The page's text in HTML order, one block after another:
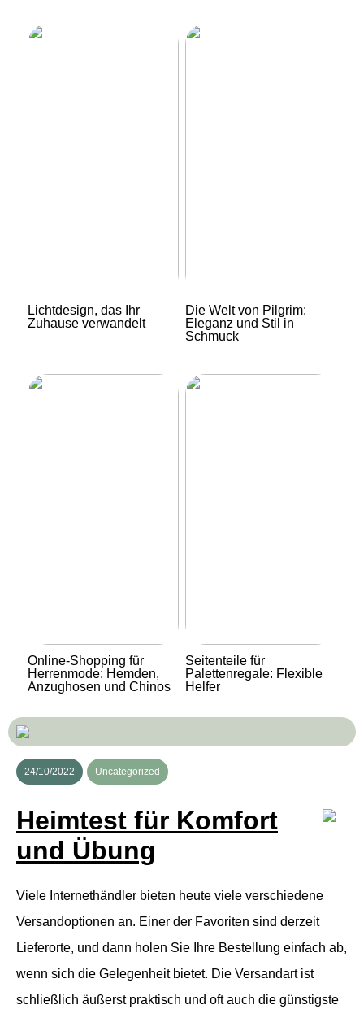
Lichtdesign, das Ihr
Zuhause verwandelt
Die Welt von Pilgrim:
Eleganz und Stil in
Schmuck
Online-Shopping für
Herrenmode: Hemden,
Anzughosen und Chinos
Seitenteile für
Palettenregale: Flexible
Helfer
24/10/2022 Uncategorized
Heimtest für Komfort
und Übung
Viele Internethändler bieten heute viele verschiedene
Versandoptionen an. Einer der Favoriten sind derzeit
Lieferorte, und dann holen Sie Ihre Bestellung einfach ab,
wenn sich die Gelegenheit bietet. Die Versandart ist
schließlich äußerst praktisch und oft auch die günstigste